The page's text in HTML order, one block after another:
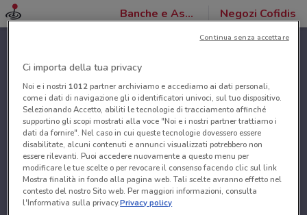
Banche e Assicurazioni Negozi Cofidis
Ci importa della tua privacy
Noi e i nostri 1012partner archiviamo e accediamo ai dati personali,
come i dati di navigazione gli o identificatori univoci, sul tuo dispositivo.
Selezionando Accetto, abiliti le tecnologie di tracciamento affinché
supportino gli scopi mostrati alla voce "Noi e i nostri partner trattiamo i
dati da fornire". Nel caso in cui queste tecnologie dovessero essere
disabilitate, alcuni contenuti e annunci visualizzati potrebbero non
essere rilevanti. Puoi accedere nuovamente a questo menu per
modificare le tue scelte o per revocare il consenso facendo clic sul link
Mostra finalità in fondo alla pagina web. Tali scelte avranno effetto nel
contesto del nostro Sito web. Per maggiori informazioni, consulta
l'Informativa sulla privacy.Privacy policy
Continua senza accettare